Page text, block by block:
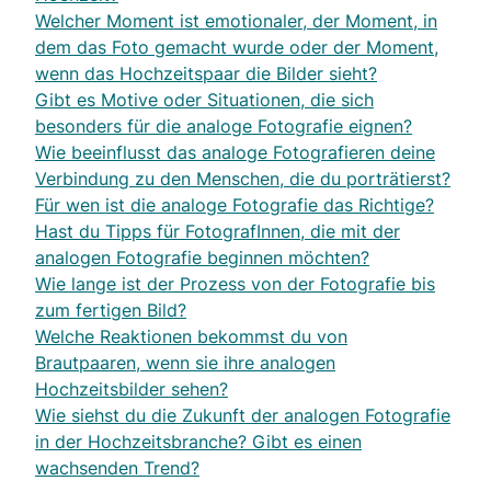
Welcher Moment ist emotionaler, der Moment, in
dem das Foto gemacht wurde oder der Moment,
wenn das Hochzeitspaar die Bilder sieht?
Gibt es Motive oder Situationen, die sich
besonders für die analoge Fotografie eignen?
Wie beeinflusst das analoge Fotografieren deine
Verbindung zu den Menschen, die du porträtierst?
Für wen ist die analoge Fotografie das Richtige?
Hast du Tipps für FotografInnen, die mit der
analogen Fotografie beginnen möchten?
Wie lange ist der Prozess von der Fotografie bis
zum fertigen Bild?
Welche Reaktionen bekommst du von
Brautpaaren, wenn sie ihre analogen
Hochzeitsbilder sehen?
Wie siehst du die Zukunft der analogen Fotografie
in der Hochzeitsbranche? Gibt es einen
wachsenden Trend?